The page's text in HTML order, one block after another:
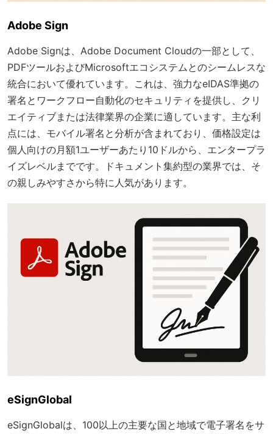
Adobe Sign
Adobe Signは、Adobe Document Cloudの一部として、
PDFツールおよびMicrosoftエコシステムとのシームレスな
統合において優れています。これは、強力なeIDAS準拠の
署名とワークフロー自動化のセキュリティを提供し、クリ
エイティブまたは法律業界の企業に適しています。主な利
点には、モバイル署名と分析が含まれており、価格設定は
個人向けの月額1ユーザーあたり10ドルから、エンタープラ
イズレベルまでです。ドキュメント集約型の業界では、そ
の親しみやすさから特に人気があります。
eSignGlobal
eSignGlobalは、100以上の主要な国と地域で電子署名をサ